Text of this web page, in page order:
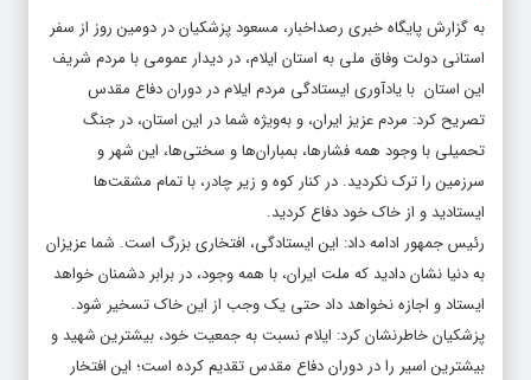
به گزارش پایگاه خبری رصداخبار، مسعود پزشکیان در دومین روز از سفر
استانی دولت وفاق ملی به استان ایلام، در دیدار عمومی با مردم شریف
این استان با یادآوری ایستادگی مردم ایلام در دوران دفاع مقدس
تصریح کرد: مردم عزیز ایران، و به‌ویژه شما در این استان، در جنگ
تحمیلی با وجود همه فشارها، بمباران‌ها و سختی‌ها، این شهر و
سرزمین را ترک نکردید. در کنار کوه و زیر چادر، با تمام مشقت‌ها
ایستادید و از خاک خود دفاع کردید.
رئیس جمهور ادامه داد: این ایستادگی، افتخاری بزرگ است. شما عزیزان
به دنیا نشان دادید که ملت ایران، با همه وجود، در برابر دشمنان خواهد
ایستاد و اجازه نخواهد داد حتی یک وجب از این خاک تسخیر شود.
پزشکیان خاطرنشان کرد: ایلام نسبت به جمعیت خود، بیشترین شهید و
بیشترین اسیر را در دوران دفاع مقدس تقدیم کرده است؛ این افتخار